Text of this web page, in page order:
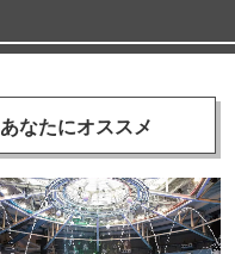
あなたにオススメ